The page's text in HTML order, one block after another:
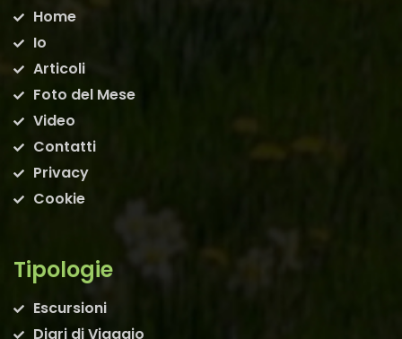
Home
Io
Articoli
Foto del Mese
Video
Contatti
Privacy
Cookie
Tipologie
Escursioni
Diari di Viaggio